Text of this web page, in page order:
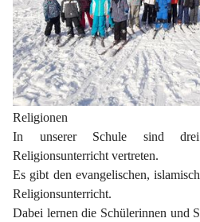
Religionen
In unserer Schule sind
Religionsunterricht vertreten.
Es gibt den evangelischen,
Religionsunterricht.
Dabei lernen die Schülerinnen und